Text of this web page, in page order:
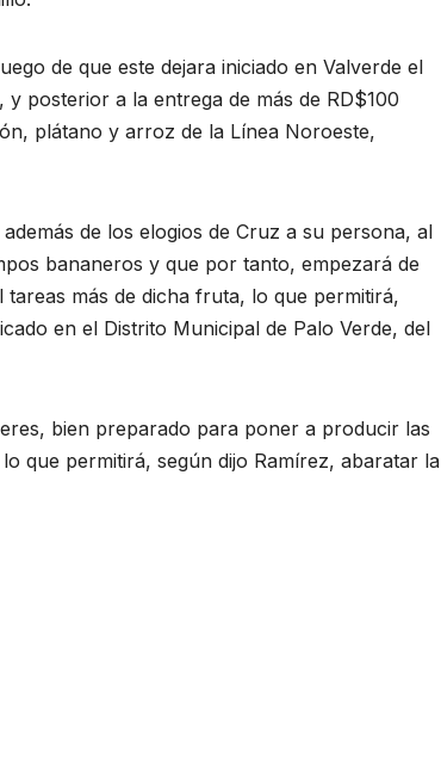
de que este dejara iniciado en Valverde el
posterior a la entrega de más de RD$100
plátano y arroz de la Línea Noroeste,
de los elogios de Cruz a su persona, al
bananeros y que por tanto, empezará de
más de dicha fruta, lo que permitirá,
en el Distrito Municipal de Palo Verde, del
bien preparado para poner a producir las
que permitirá, según dijo Ramírez, abaratar la